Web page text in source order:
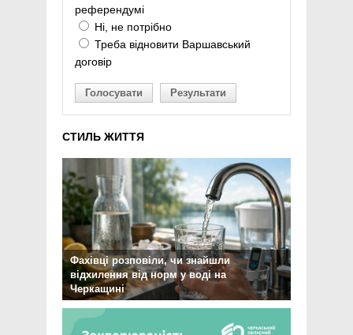
референдумі
Ні, не потрібно
Треба відновити Варшавський
договір
Голосувати Результати
СТИЛЬ ЖИТТЯ
Фахівці розповіли, чи знайшли
відхилення від норм у воді на
Черкащині